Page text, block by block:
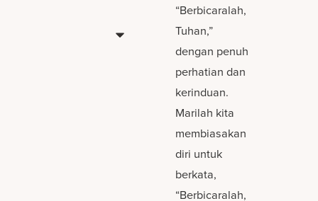
“Berbicaralah,
Tuhan,”
dengan penuh
perhatian dan
kerinduan.
Marilah kita
membiasakan
diri untuk
berkata,
“Berbicaralah,